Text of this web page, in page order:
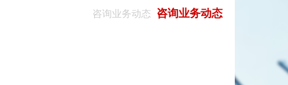
咨询业务动态 咨询业务动态